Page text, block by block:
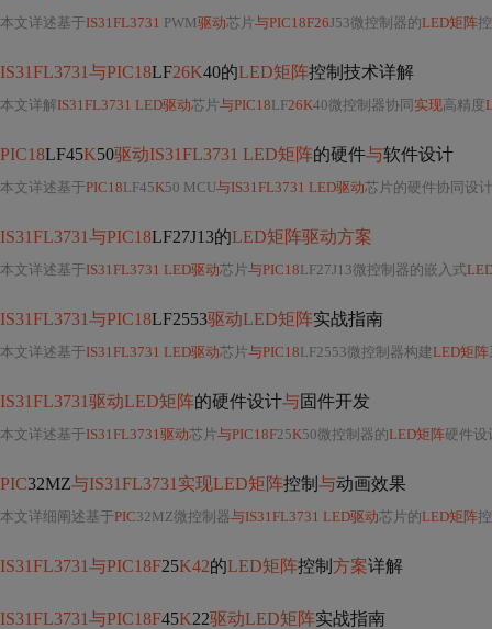
本文详述基于IS31FL3731 PWM驱动芯片与PIC18F26J53微控制器的LED矩阵控
IS31FL3731与PIC18LF26K40的LED矩阵控制技术详解
本文详解IS31FL3731 LED驱动芯片与PIC18LF26K40微控制器协同 实现高精度
PIC18LF45K50驱动IS31FL3731 LED矩阵的硬件与软件设计
本文详述基于PIC18LF45K50 MCU与IS31FL3731 LED驱动芯片的硬件协同设计
IS31FL3731与PIC18LF27J13的LED矩阵驱动方案
本文详述基于IS31FL3731 LED驱动芯片与PIC18LF27J13微控制器的嵌入式
IS31FL3731与PIC18LF2553驱动LED矩阵实战指南
本文详述基于IS31FL3731 LED驱动芯片与PIC18LF2553微控制器构建LED矩阵
IS31FL3731驱动LED矩阵的硬件设计与固件开发
本文详述基于IS31FL3731驱动芯片与PIC18F25K50微控制器的LED矩阵硬件设
PIC32MZ与IS31FL3731实现LED矩阵控制 与动画效果
本文详细阐述基于PIC32MZ微控制器与IS31FL3731 LED驱动芯片的LED矩阵
IS31FL3731与PIC18F25K42的LED矩阵控制 方案详解
IS31FL3731与PIC18F45K22驱动LED矩阵实战指南